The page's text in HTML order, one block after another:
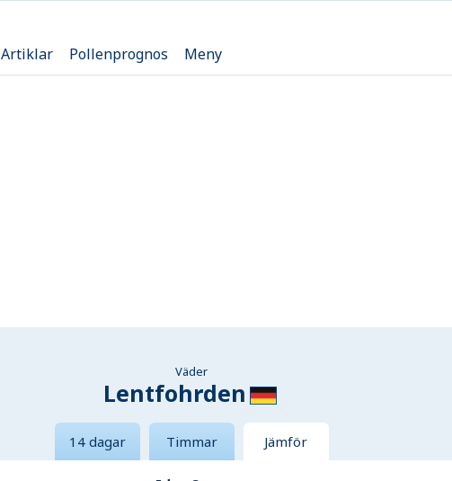
Artiklar Pollenprognos Meny
Väder
Lentfohrden
14 dagar Timmar Jämför